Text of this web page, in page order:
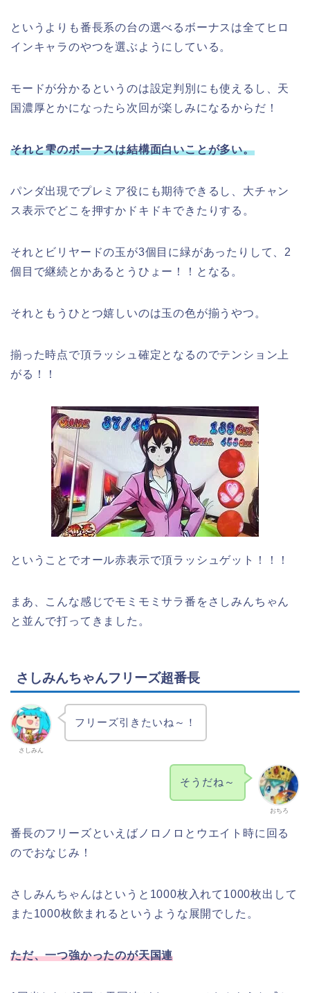
というよりも番長系の台の選べるボーナスは全てヒロ
インキャラのやつを選ぶようにしている。
モードが分かるというのは設定判別にも使えるし、天
国濃厚とかになったら次回が楽しみになるからだ！
それと雫のボーナスは結構面白いことが多い。
パンダ出現でプレミア役にも期待できるし、大チャン
ス表示でどこを押すかドキドキできたりする。
それとビリヤードの玉が3個目に緑があったりして、2
個目で継続とかあるとうひょー！！となる。
それともうひとつ嬉しいのは玉の色が揃うやつ。
揃った時点で頂ラッシュ確定となるのでテンション上
がる！！
ということでオール赤表示で頂ラッシュゲット！！！
まあ、こんな感じでモミモミサラ番をさしみんちゃん
と並んで打ってきました。
さしみんちゃんフリーズ超番長
さしみん
フリーズ引きたいね～！
おちろ
そうだね～
番長のフリーズといえばノロノロとウエイト時に回る
のでおなじみ！
さしみんちゃんはというと1000枚入れて1000枚出して
また1000枚飲まれるというような展開でした。
ただ、一つ強かったのが天国連